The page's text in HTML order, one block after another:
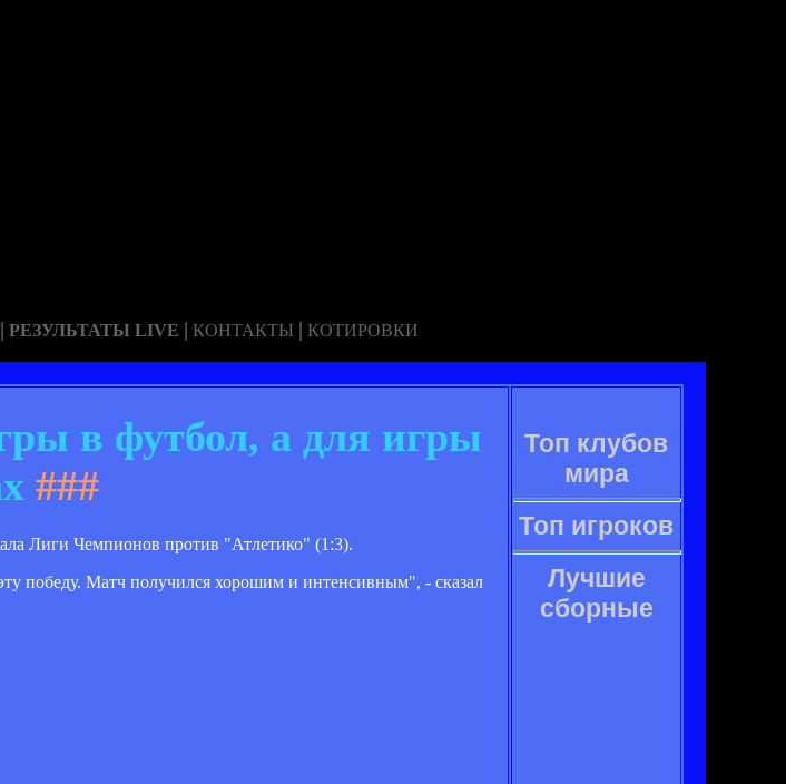
| РЕЗУЛЬТАТЫ LIVE | КОНТАКТЫ | КОТИРОВКИ
в футбол, а для игры
###
Лиги Чемпионов против "Атлетико" (1:3).
победу. Матч получился хорошим и интенсивным", - сказал
Топ клубов
мира
Топ игроков
Лучшие
сборные